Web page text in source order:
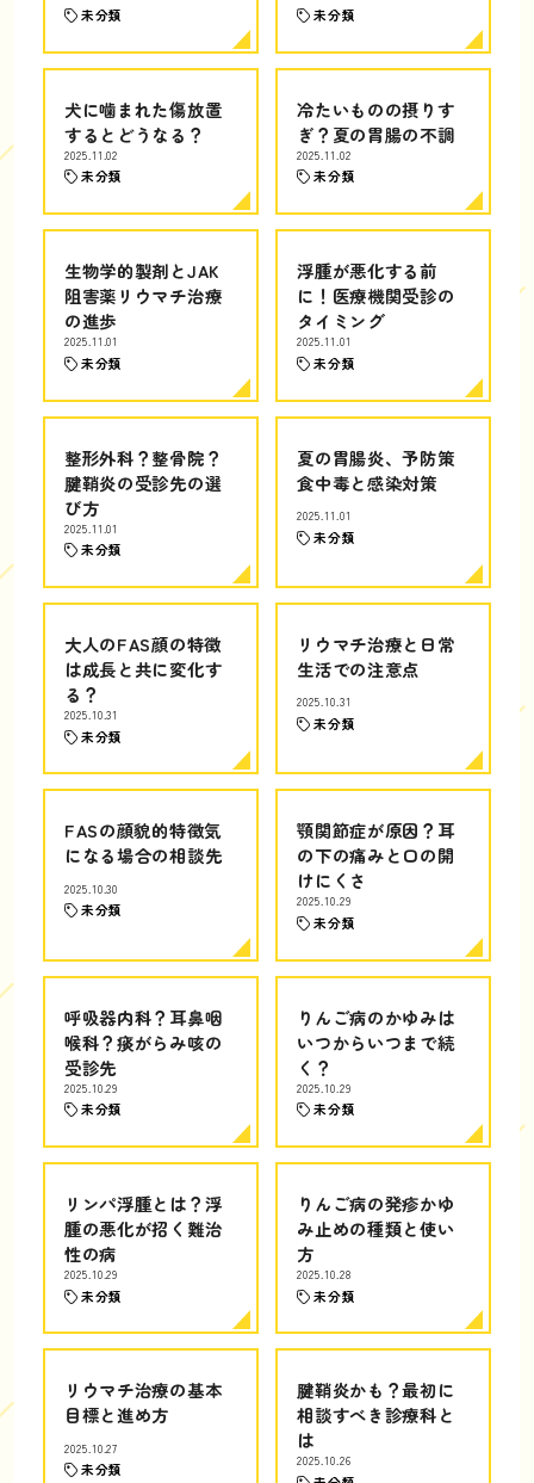
未分類 未分類
犬に噛まれた傷放置
するとどうなる？
2025.11.02
未分類
冷たいものの摂りす
ぎ？夏の胃腸の不調
2025.11.02
未分類
生物学的製剤とJAK
阻害薬リウマチ治療
の進歩
2025.11.01
未分類
浮腫が悪化する前
に！医療機関受診の
タイミング
2025.11.01
未分類
整形外科？整骨院？
腱鞘炎の受診先の選
び方
2025.11.01
未分類
夏の胃腸炎、予防策
食中毒と感染対策
2025.11.01
未分類
大人のFAS顔の特徴
は成長と共に変化す
る？
2025.10.31
未分類
リウマチ治療と日常
生活での注意点
2025.10.31
未分類
FASの顔貌的特徴気
になる場合の相談先
2025.10.30
未分類
顎関節症が原因？耳
の下の痛みと口の開
けにくさ
2025.10.29
未分類
呼吸器内科？耳鼻咽
喉科？痰がらみ咳の
受診先
2025.10.29
未分類
りんご病のかゆみは
いつからいつまで続
く？
2025.10.29
未分類
リンパ浮腫とは？浮
腫の悪化が招く難治
性の病
2025.10.29
未分類
りんご病の発疹かゆ
み止めの種類と使い
方
2025.10.28
未分類
リウマチ治療の基本
目標と進め方
2025.10.27
未分類
腱鞘炎かも？最初に
相談すべき診療科と
は
2025.10.26